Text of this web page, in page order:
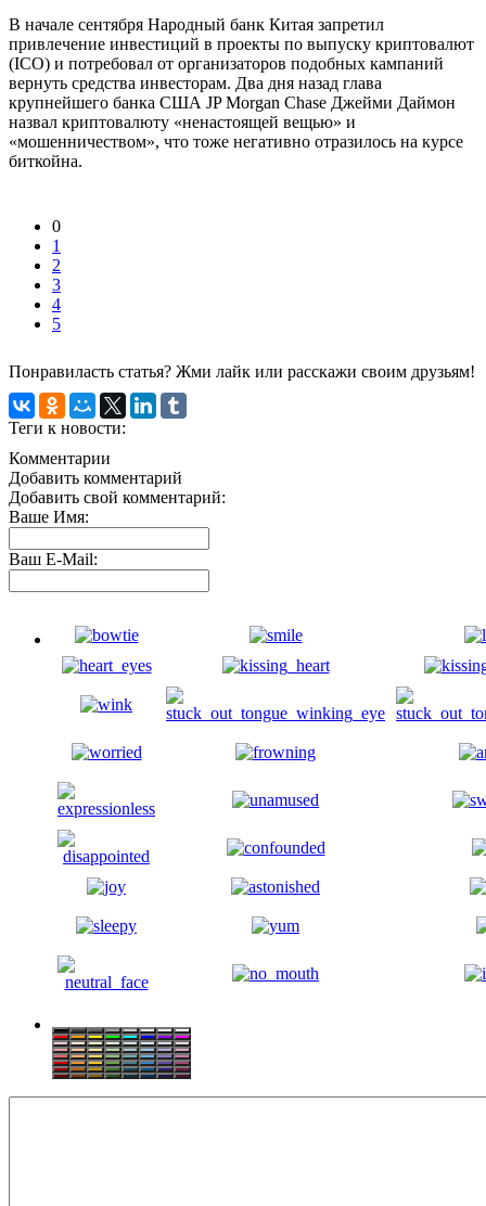
В начале сентября Народный банк Китая запретил
привлечение инвестиций в проекты по выпуску криптовалют
(ICO) и потребовал от организаторов подобных кампаний
вернуть средства инвесторам. Два дня назад глава
крупнейшего банка США JP Morgan Chase Джейми Даймон
назвал криптовалюту «ненастоящей вещью» и
«мошенничеством», что тоже негативно отразилось на курсе
биткойна.
0
1
2
3
4
5
Понравиласть статья? Жми лайк или расскажи своим друзьям!
Теги к новости:
Комментарии
Добавить комментарий
Добавить свой комментарий:
Ваше Имя:
Ваш E-Mail: